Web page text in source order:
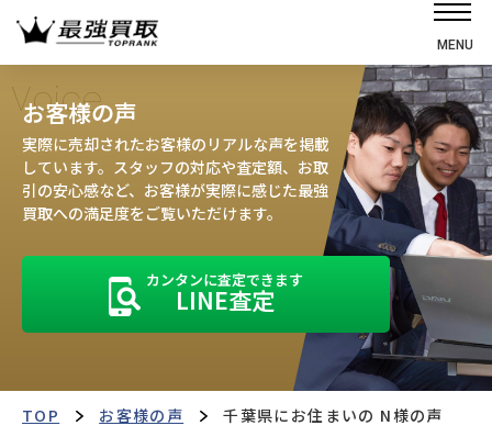
MENU
ホーム
選ばれる理由
高価買取の仕組み
売却の流れ
お客様の声
運営会社
最強買取マガジン
Voice
お客様の声
実際に売却されたお客様のリアルな声を掲載
しています。スタッフの対応や査定額、お取
引の安心感など、お客様が実際に感じた最強
買取への満足度をご覧いただけます。
カンタンに査定できます
LINE査定
TOP お客様の声 千葉県にお住まいの N様の声